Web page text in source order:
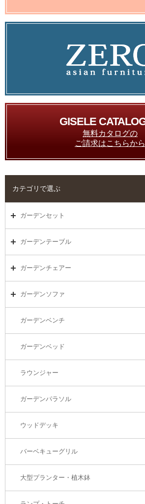
GISELE
無料カタログの
ご請求はこちらから
カテゴリで選ぶ
ガーデンセット
ガーデンセット（海外在庫）
ラウンジ・ベッド
ガーデンテーブル
ガーデンテーブルTOP
コーヒーテーブル
カウンター・バーテーブル
ガーデンチェアー
ガーデンチェアーTOP
カウンター・バーチェアー
ガーデンソファ
ガーデンソファTOP
3Sソファ
オットマン・スツール
ガーデンベンチ
ガーデンベッド
ラウンジャー
ガーデンパラソル
ウッドデッキ
バーベキューグリル
大型プランター・植木鉢